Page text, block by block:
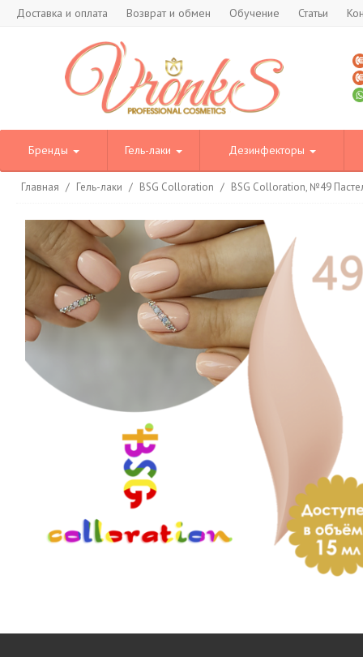
Доставка и оплата Возврат и обмен Обучение Статьи
Бренды Гель-лаки Дезинфекторы
Главная / Гель-лаки / BSG Colloration / BSG Colloration, №49